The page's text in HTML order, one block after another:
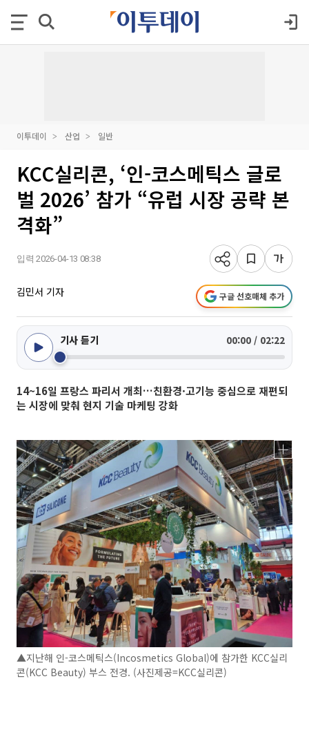
이투데이 산업 일반
KCC실리콘, ‘인-코스메틱스 글로
벌 2026’ 참가 “유럽 시장 공략 본
격화”
입력 2026-04-13 08:38
김민서 기자 구글 선호매체 추가
기사 듣기 00:00 / 02:22
14~16일 프랑스 파리서 개최…친환경·고기능 중심으로 재편되
는 시장에 맞춰 현지 기술 마케팅 강화
▲지난해 인-코스메틱스(Incosmetics Global)에 참가한 KCC실리
콘(KCC Beauty) 부스 전경. (사진제공=KCC실리콘)